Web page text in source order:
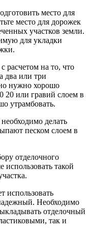
место для
место для дорожек
участков земли.
для укладки
расчетом на то, что
два или три
нужно хорошо
20 или гравий слоем в
утрамбовать.
делать
песком слоем в
отделочного
использовать такой
использовать
Необходимо
отделочный
так и